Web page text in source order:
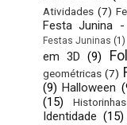
Atividades (7)
Festa Junina -
Festas Juninas (1)
em 3D (9)
geométricas (7)
(9) Halloween
(15)
Identidade (15)